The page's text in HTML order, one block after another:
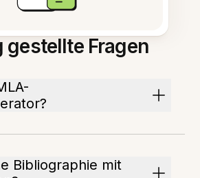
gestellte Fragen
Bibliographie mit